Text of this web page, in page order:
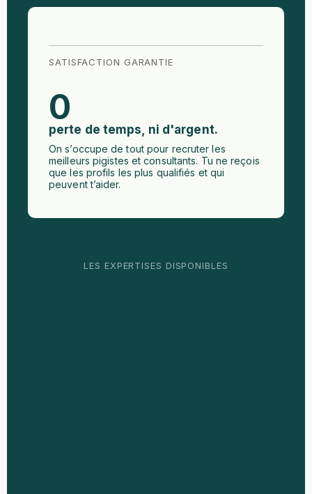
SATISFACTION GARANTIE
0
perte de temps, ni d'argent.
On s’occupe de tout pour recruter les
meilleurs pigistes et consultants. Tu ne reçois
que les profils les plus qualifiés et qui
peuvent t’aider.
LES EXPERTISES DISPONIBLES